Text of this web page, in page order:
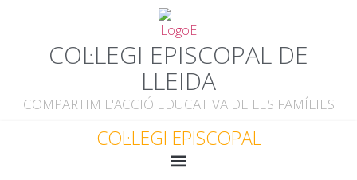
COL·LEGI EPISCOPAL DE
LLEIDA
COMPARTIM L'ACCIÓ EDUCATIVA DE LES FAMÍLIES
COL·LEGI EPISCOPAL